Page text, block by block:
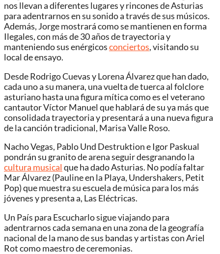
nos llevan a diferentes lugares y rincones de Asturias
para adentrarnos en su sonido a través de sus músicos.
Además, Jorge mostrará como se mantienen en forma
Ilegales, con más de 30 años de trayectoria y
manteniendo sus enérgicosconciertos, visitando su
local de ensayo.
Desde Rodrigo Cuevas y Lorena Álvarez que han dado,
cada uno a su manera, una vuelta de tuerca al folclore
asturiano hasta una figura mítica como es el veterano
cantautor Víctor Manuel que hablará de su ya más que
consolidada trayectoria y presentará a una nueva figura
de la canción tradicional, Marisa Valle Roso.
Nacho Vegas, Pablo Und Destruktion e Igor Paskual
pondrán su granito de arena seguir desgranando la
cultura musical que ha dado Asturias. No podía faltar
Mar Álvarez (Pauline en la Playa, Undershakers, Petit
Pop) que muestra su escuela de música para los más
jóvenes y presenta a, Las Eléctricas.
Un País para Escucharlo sigue viajando para
adentrarnos cada semana en una zona de la geografía
nacional de la mano de sus bandas y artistas con Ariel
Rot como maestro de ceremonias.